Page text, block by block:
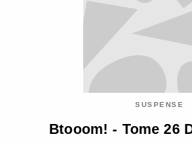
SUSPENSE
Btooom! - Tome 26